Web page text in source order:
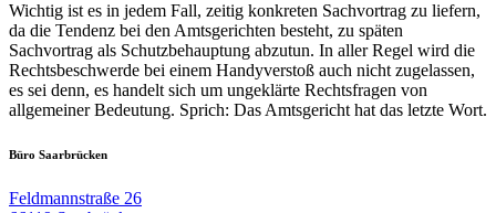
Wichtig ist es in jedem Fall, zeitig konkreten Sachvortrag zu liefern,
da die Tendenz bei den Amtsgerichten besteht, zu späten
Sachvortrag als Schutzbehauptung abzutun. In aller Regel wird die
Rechtsbeschwerde bei einem Handyverstoß auch nicht zugelassen,
es sei denn, es handelt sich um ungeklärte Rechtsfragen von
allgemeiner Bedeutung. Sprich: Das Amtsgericht hat das letzte Wort.
Büro Saarbrücken
Feldmannstraße 26